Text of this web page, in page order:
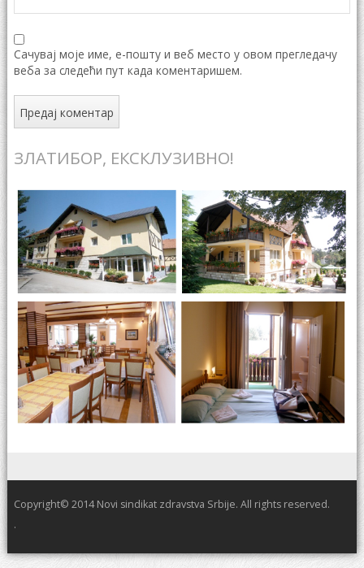
Сачувај моје име, е-пошту и веб место у овом прегледачу
веба за следећи пут када коментаришем.
ЗЛАТИБОР, ЕКСКЛУЗИВНО!
Copyright© 2014 Novi sindikat zdravstva Srbije. All rights reserved.
.